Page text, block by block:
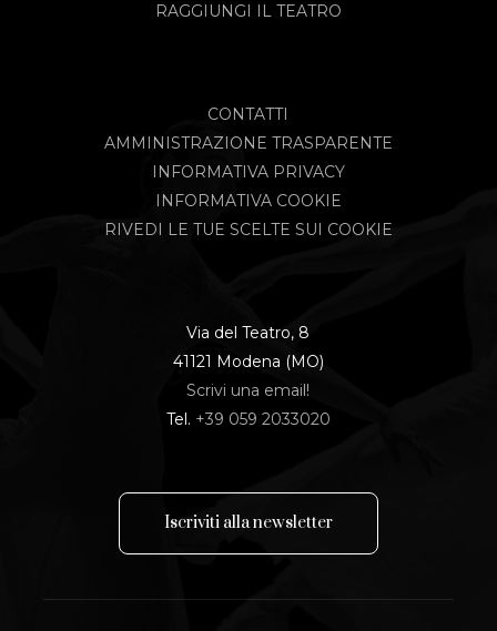
RAGGIUNGI IL TEATRO
CONTATTI
AMMINISTRAZIONE TRASPARENTE
INFORMATIVA PRIVACY
INFORMATIVA COOKIE
RIVEDI LE TUE SCELTE SUI COOKIE
Via del Teatro, 8
41121 Modena (MO)
Scrivi una email!
Tel. +39 059 2033020
Iscriviti allanewsletter